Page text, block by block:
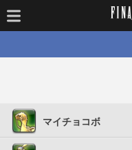
マイチョコボ